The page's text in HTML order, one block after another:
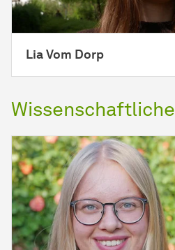
Lia Vom Dorp
Wissenschaftliche